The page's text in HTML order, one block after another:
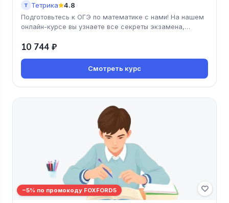
Т Тетрика 4.8
Подготовьтесь к ОГЭ по математике с нами! На нашем
онлайн-курсе вы узнаете все секреты экзамена,
10 744 ₽
Смотреть курс
−5% по промокоду FOXFORD5